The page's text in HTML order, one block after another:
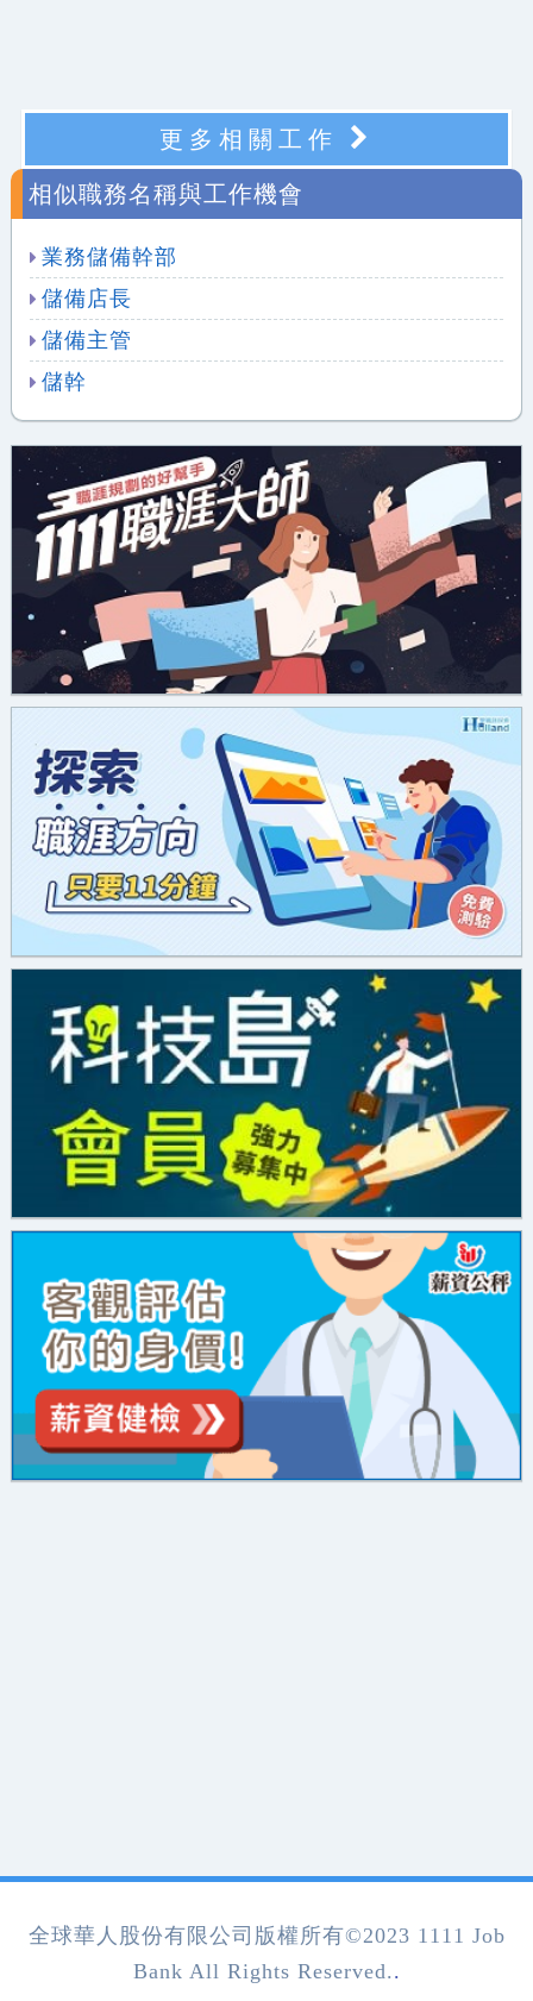
更多相關工作
相似職務名稱與工作機會
業務儲備幹部
儲備店長
儲備主管
儲幹
全球華人股份有限公司版權所有©2023 1111 Job
Bank All Rights Reserved. .